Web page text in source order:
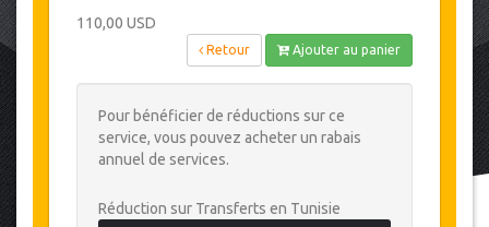
110,00 USD
Retour Ajouter au panier
Pour bénéficier de réductions sur ce
service, vous pouvez acheter un rabais
annuel de services.
Réduction sur Transferts en Tunisie